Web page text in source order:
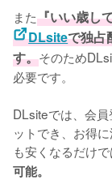
また『いい歳し
DLsiteで独占
す。そのため
必要です。
DLsiteでは、会
ットでき、お得
も安くなるだけで
可能。